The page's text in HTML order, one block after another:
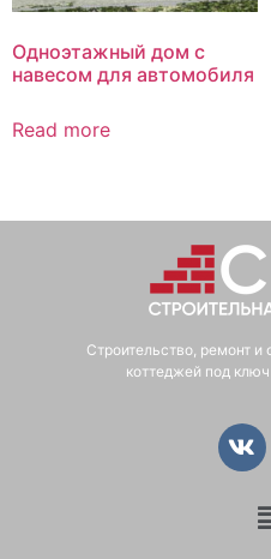
Одноэтажный дом с
навесом для автомобиля
Read more
Строительство, ремонт и
коттеджей под